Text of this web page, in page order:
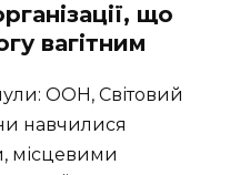
що
вагітним
ООН, Світовий
навчилися
місцевими